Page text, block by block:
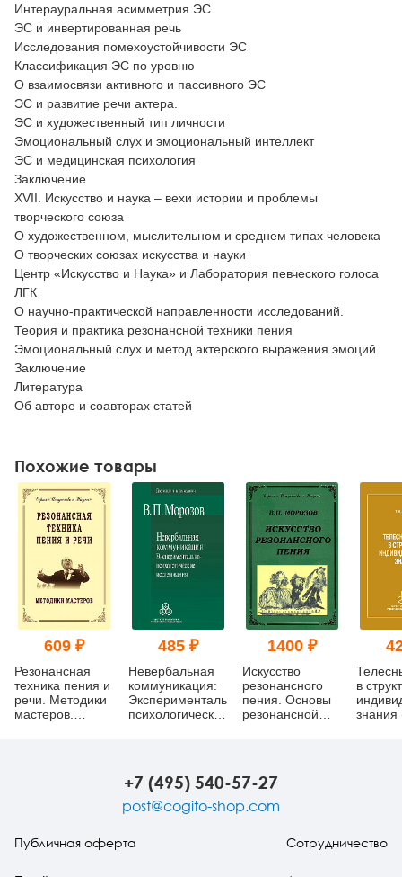
Интерауральная асимметрия ЭС
ЭС и инвертированная речь
Исследования помехоустойчивости ЭС
Классификация ЭС по уровню
О взаимосвязи активного и пассивного ЭС
ЭС и развитие речи актера.
ЭС и художественный тип личности
Эмоциональный слух и эмоциональный интеллект
ЭС и медицинская психология
Заключение
XVII. Искусство и наука – вехи истории и проблемы
творческого союза
О художественном, мыслительном и среднем типах человека
О творческих союзах искусства и науки
Центр «Искусство и Наука» и Лаборатория певческого голоса
ЛГК
О научно-практической направленности исследований.
Теория и практика резонансной техники пения
Эмоциональный слух и метод актерского выражения эмоций
Заключение
Литература
Об авторе и соавторах статей
Похожие товары
609 ₽
Резонансная
техника пения и
речи. Методики
мастеров.
485 ₽
Невербальная
коммуникация:
Экспериментально-
психологические
1400 ₽
Искусство
резонансного
пения. Основы
резонансной
в
знания
+7 (495) 540-57-27
post@cogito-shop.com
Публичная оферта Сотрудничество